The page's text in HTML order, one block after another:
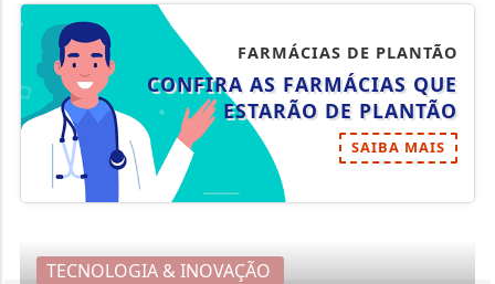
FARMÁCIAS DE PLANTÃO
CONFIRA AS FARMÁCIAS QUE
ESTARÃO DE PLANTÃO
SAIBA MAIS
TECNOLOGIA & INOVAÇÃO